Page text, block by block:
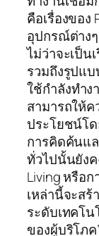
คือเรื่องของ
อุปกรณ์ต่าง
ไม่ว่าจะเป็
รวมถึงรูปแ
ใช้กำลังทำ
สามารถให้
ประโยชน์โ
การคิดค้นแ
ทั่วไปนั้นยัง
Living หรือ
เหล่านี้จะสร้
ระดับเทคโ
ของผู้บริโภค